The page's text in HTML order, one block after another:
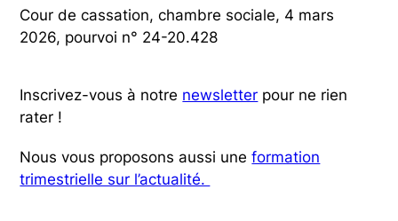
Cour de cassation, chambre sociale, 4 mars
2026, pourvoi n° 24-20.428
Inscrivez-vous à notre newsletter pour ne rien
rater !
Nous vous proposons aussi uneformation
trimestrielle sur l’actualité.